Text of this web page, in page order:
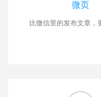
微页
比微信里的发布文章，